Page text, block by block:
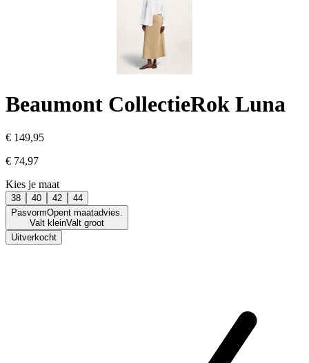
Beaumont CollectieRok Luna
€ 149,95
€ 74,97
Kies je maat
38 40 42
44
PasvormOpent maatadvies.
Valt kleinValt groot
Uitverkocht